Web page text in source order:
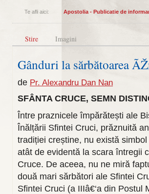
Te afli aici: Apostolia - Publicatie de
Stire Imagini
Gânduri la sărbătoarea
de Pr. Alexandru Dan Nan
SFÂNTA CRUCE, SEMN
Între praznicele împărătești ale
Înălțării Sfintei Cruci, prăznuită
tradiției creștine, nu există
atât de evidentă la scara întregii
Cruce. De aceea, nu ne miră
două mari sărbători ale Sfintei
Sfintei Cruci (a IIIâ€‘a din Postul